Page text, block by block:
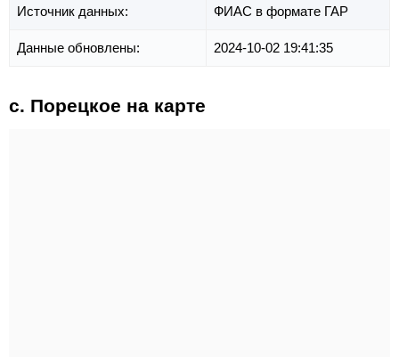
Источник данных: ФИАС в формате ГАР
Данные обновлены: 2024-10-02 19:41:35
с. Порецкое на карте